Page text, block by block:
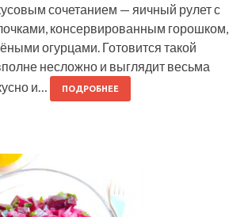
сочетанием — яичный рулет с
консервированным горошком,
огурцами. Готовится такой
несложно и выглядит весьма
и…
ПОДРОБНЕЕ